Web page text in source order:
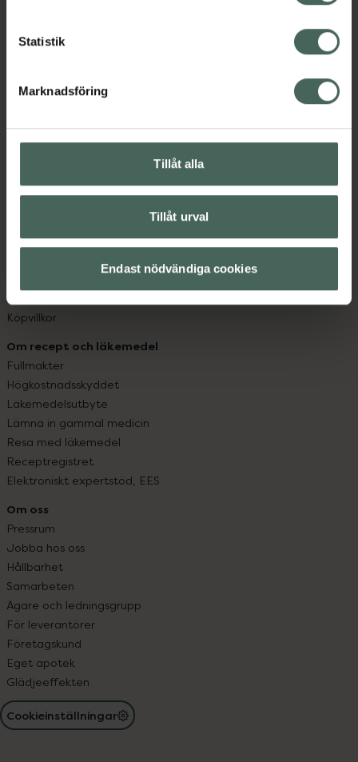
Statistik
Marknadsföring
Tillåt alla
Tillåt urval
Endast nödvändiga cookies
syd till Lappland i norr, och online i mobilen och på
hjälpa just dig att må lite bättre. Välkommen att prata
Kundservice
Vanliga frågor
Leverans, betalning och retur
App
Köpvillkor
Om recept och läkemedel
Fullmakter
Högkostnadsskyddet
Läkemedelsutbyte
Lämna in gammal medicin
Resa med läkemedel
Receptregistret
Elektroniskt expertstöd, EES
Om oss
Pressrum
Jobba hos oss
Hållbarhet
Samarbeten
Ägare och ledningsgrupp
För leverantörer
Företagskund
Eget apotek
Glädjeeffekten
Cookieinställningar